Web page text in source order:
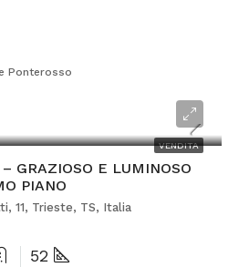
Ponterosso
VENDITA
GRAZIOSO E LUMINOSO
PIANO
11, Trieste, TS, Italia
52